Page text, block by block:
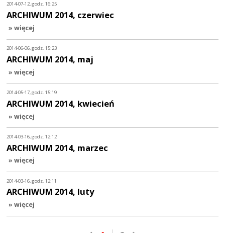
2014-07-12, godz. 16:25
ARCHIWUM 2014, czerwiec
» więcej
2014-06-06, godz. 15:23
ARCHIWUM 2014, maj
» więcej
2014-05-17, godz. 15:19
ARCHIWUM 2014, kwiecień
» więcej
2014-03-16, godz. 12:12
ARCHIWUM 2014, marzec
» więcej
2014-03-16, godz. 12:11
ARCHIWUM 2014, luty
» więcej